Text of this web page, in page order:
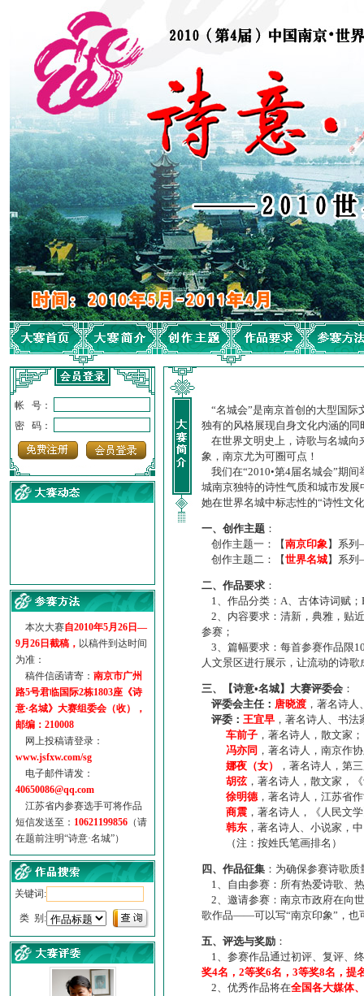
帐 号：
密 码：
·【诗意·名城】地铁展示作...
诗意名城·地铁时间
地铁完美呈现【诗意·名城...
参赛作品多达5000多首
“诗意·名城”晒诗会
特别通知--致广大诗词爱好...
本次大赛自2010年5月26日—
9月26日截稿， 以稿件到达时间
为准：
稿件信函请寄： 南京市广州
路5号君临国际2栋1803座《诗
意·名城》大赛组委会（收），
邮编：210008
网上投稿请登录：
www.jsfxw.com/sg
电子邮件请发：
40650086@qq.com
江苏省内参赛选手可将作品
短信发送至： 10621199856 （请
在题前注明“诗意·名城”）
关键词:
类 别:
“名城会”是南京首创的大型国际
独有的风格展现自身文化内涵的
在世界文明史上，诗歌与名城向
象，南京尤为可圈可点！
我们在“2010•第4届名城会”期
城南京独特的诗性气质和城市发
她在世界名城中标志性的“诗性文
一、创作主题 ：
创作主题一：【南京印象】系
创作主题二：【世界名城】系
二、作品要求 ：
1、作品分类：A、古体诗词赋；
2、内容要求：清新，典雅，贴
参赛；
3、篇幅要求：每首参赛作品限
人文景区进行展示，让流动的诗
三、【诗意•名城】大赛评委会 ：
评委会主任： 唐晓渡 ，著名诗
评委： 王宜早 ，著名诗人、书
车前子 ，著名诗人，散文家；
冯亦同 ，著名诗人，南京作
娜夜（女）
，著名诗人，第
胡弦，著名诗人，散文家，
徐明德，著名诗人，江苏省
商震 ，著名诗人，《人民文
韩东 ，著名诗人、小说家，
（注：按姓氏笔画排名）
四、作品征集 ：为确保参赛诗歌
1、自由参赛：所有热爱诗歌、
2、邀请参赛：南京市政府在向
歌作品——可以写“南京印象”，也
五、评选与奖励 ：
1、参赛作品通过初评、复评、
奖4名，2等奖6名，3等奖8名，提
2、优秀作品将在全国各大媒体